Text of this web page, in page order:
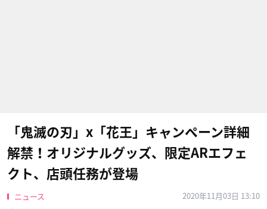
「鬼滅の刃」x「花王」キャンペーン詳細
解禁！オリジナルグッズ、限定ARエフェ
クト、店頭任務が登場
ニュース
2020年11月03日 13:10